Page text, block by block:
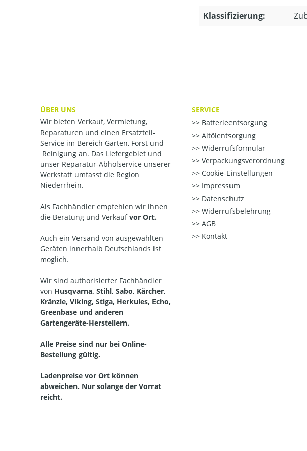
Klassifizierung:
ÜBER UNS
Wir bieten Verkauf, Vermietung,
Reparaturen und einen Ersatzteil-
Service im Bereich Garten, Forst und
Reinigung an. Das Liefergebiet und
unser Reparatur-Abholservice unserer
Werkstatt umfasst die Region
Niederrhein.
Als Fachhändler empfehlen wir ihnen
die Beratung und Verkaufvor Ort.
Auch ein Versand von ausgewählten
Geräten innerhalb Deutschlands ist
möglich.
Wir sind authorisierter Fachhändler
von Husqvarna, Stihl, Sabo, Kärcher,
Kränzle, Viking, Stiga, Herkules, Echo,
Greenbase und anderen
Gartengeräte-Herstellern.
Alle Preise sind nur bei Online-
Bestellung gültig.
Ladenpreise vor Ort können
abweichen. Nur solange der Vorrat
reicht.
SERVICE
Batterieentsorgung
Altölentsorgung
Widerrufsformular
Verpackungsverordnung
Cookie-Einstellungen
Impressum
Datenschutz
Widerrufsbelehrung
AGB
Kontakt